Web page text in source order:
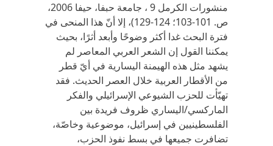
منشورات الكرمل 9 ، جامعة حبفا، حيفا 2006،
ص. 101-103؛ 124-129)، إلا أنّ هذا المنحى في
فترة البحث غدا أكثر وضوحًا وأبعد أثرًا، بحيث
يمكننا القول إن الشعر العربي المعاصر لم
يشهد مثل هذه الهيمنة اليسارية في أيّ قطر
من الأقطار العربية خلال العصر الحديث. فقد
تهيّأت للحزب الشيوعي الإسرائيلي والفكر
الماركسي/اليساري ظروف فريدة بين
الفلسطينيين في إسرائيل، موضوعية وخاصّة،
تضافرت جميعها في بسط نفوذ الحزب،